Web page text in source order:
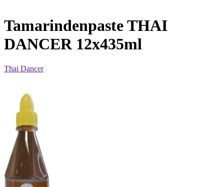
Tamarindenpaste THAI
DANCER 12x435ml
Thai Dancer